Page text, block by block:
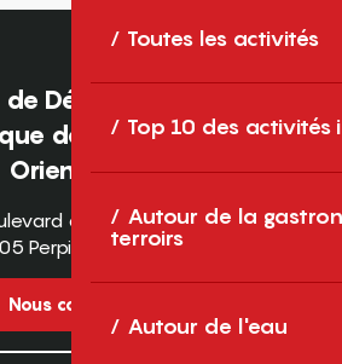
Toutes les activités
Top 10 des activités
Autour de la
terroirs
Autour de l'eau
Développement
des Pyrénées-
Orientales
des Pyrénées
Perpignan Cedex
Nous contacter